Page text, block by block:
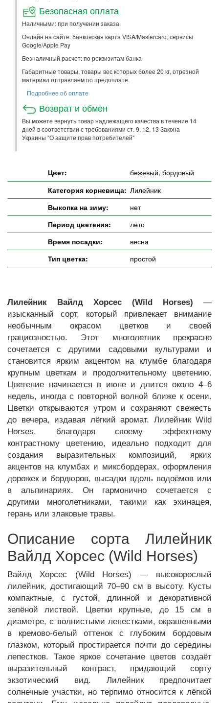
Безопасная оплата
Наличными: при получении заказа
Онлайн на сайте: банковская карта VISA/Mastercard, сервисы
Google/Apple Pay
Безналичный расчет: по реквизитам банка
Габаритные товары, товары вес которых более 20 кг, отрезной
материал отправляем по предоплате.
Подробнее об оплате
Возврат и обмен
Вы можете вернуть товар надлежащего качества в течение 14
дней в соответствии с требованиями ст. 9, 12, 13 Закона
Украины "О защите прав потребителей"
Цвет:
бежевый, бордовый
Категория корневища: Лилейник
Выкопка на зиму:
нет
Период цветения:
лето
Время посадки:
весна
Тип цветка:
простой
Лилейник Вайлд Хорсес (Wild Horses) —
изысканный сорт, который привлекает внимание
необычным окрасом цветков и своей
грациозностью. Этот многолетник прекрасно
сочетается с другими садовыми культурами и
становится ярким акцентом на клумбе благодаря
крупным цветкам и продолжительному цветению.
Цветение начинается в июне и длится около 4–6
недель, иногда с повторной волной ближе к осени.
Цветки открываются утром и сохраняют свежесть
до вечера, издавая лёгкий аромат. Лилейник Wild
Horses, благодаря своему эффектному
контрастному цветению, идеально подходит для
создания выразительных композиций, ярких
акцентов на клумбах и миксбордерах, оформления
дорожек и бордюров, высадки вдоль водоёмов или
в альпинариях. Он гармонично сочетается с
другими многолетниками, такими как эхинацея,
герань или злаковые травы.
Описание сорта Лилейник
Вайлд Хорсес (Wild Horses)
Вайлд Хорсес (Wild Horses) — высокорослый
лилейник, достигающий 70–90 см в высоту. Кусты
компактные, с густой, длинной и декоративной
зелёной листвой. Цветки крупные, до 15 см в
диаметре, с волнистыми лепестками, окрашенными
в кремово-белый оттенок с глубоким бордовым
глазком, который простирается почти до середины
лепестков. Такое яркое сочетание цветов создаёт
выразительный контраст, придающий сорту
экзотический вид. Лилейник предпочитает
солнечные участки, но терпимо относится к лёгкой